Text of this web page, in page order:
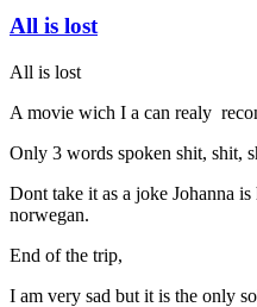
All is lost
All is lost
A movie wich I a can realy
Only 3 words spoken shit, shit,
Dont take it as a joke Johanna
norwegan.
End of the trip,
I am very sad but it is the only